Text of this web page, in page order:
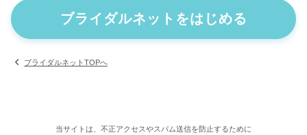
ブライダルネットをはじめる
ブライダルネットTOPへ
当サイトは、不正アクセスやスパム送信を防止するために